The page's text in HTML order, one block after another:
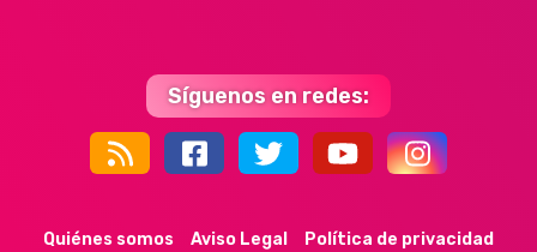
Síguenos en redes:
Quiénes somos Aviso Legal
Política de privacidad